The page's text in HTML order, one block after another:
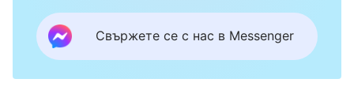
Свържете се с нас в Messenger